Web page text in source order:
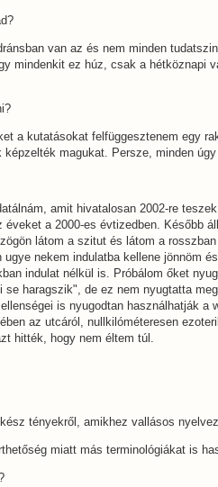
van az és nem minden
mindenkit ez húz, csak a hétköznapi
a kutatásokat felfüggesztenem egy
képzelték magukat. Persze, minden
amit hivatalosan 2002-re
éveket a 2000-es évtizedben. Később
látom a szitut és látom a
nekem indulatba kellene jönnöm
indulat nélkül is. Próbálom őket
se haragszik", de ez nem nyugtatta
is nyugodtan használhatják a
az utcáról, nullkilóméteresen
hitték, hogy nem éltem túl.
tényekről, amikhez vallásos
miatt más terminológiákat is